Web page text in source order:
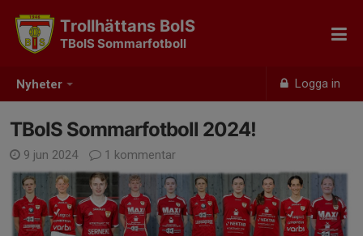
Nyheter Logga in
Trollhättans BoIS
TBoIS Sommarfotboll
TBoIS Sommarfotboll 2024!
9 jun 2024 1 kommentar